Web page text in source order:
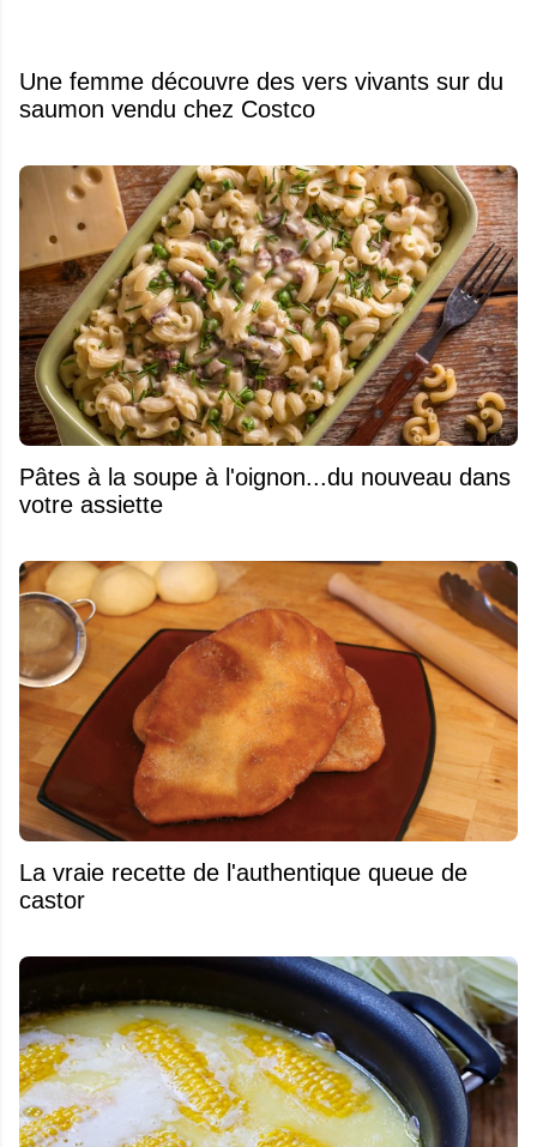
Une femme découvre des vers vivants sur du
saumon vendu chez Costco
Pâtes à la soupe à l'oignon...du nouveau dans
votre assiette
La vraie recette de l'authentique queue de
castor